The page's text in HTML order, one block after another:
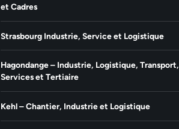
et Cadres
Strasbourg Industrie, Service et Logistique
Hagondange – Industrie, Logistique, Transport,
Services et Tertiaire
Kehl – Chantier, Industrie et Logistique